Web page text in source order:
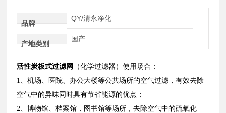
品牌
QY/清永净化
产地类别
国产
活性炭板式过滤网
（化学过滤器）使用场合：
1、机场、医院、办公大楼等公共场所的空气过滤，有效去除
空气中的异味同时具有节省能源的优点；
2、博物馆、档案馆，图书馆等场所，去除空气中的硫氧化